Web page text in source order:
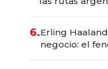
6.Erling
negocio: el